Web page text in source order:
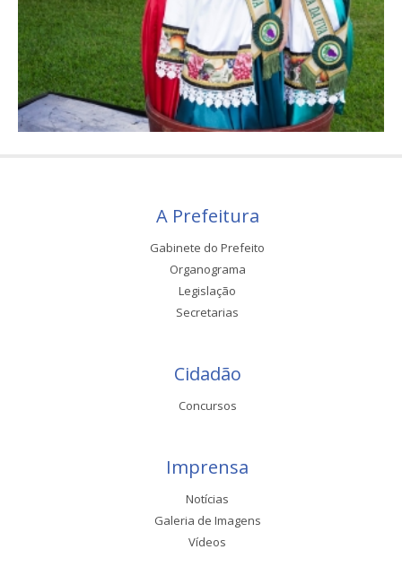
A Prefeitura
Gabinete do Prefeito
Organograma
Legislação
Secretarias
Cidadão
Concursos
Imprensa
Notícias
Galeria de Imagens
Vídeos